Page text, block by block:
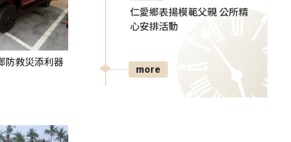
防救災添利器
仁愛鄉表揚模範父親 公所精
心安排活動
more